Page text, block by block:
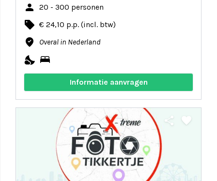
person 20 - 300 personen
local_offer € 24,10 p.p. (incl. btw)
where_to_vote Overal in Nederland
nights_stay bed
Informatie aanvragen
share favorite